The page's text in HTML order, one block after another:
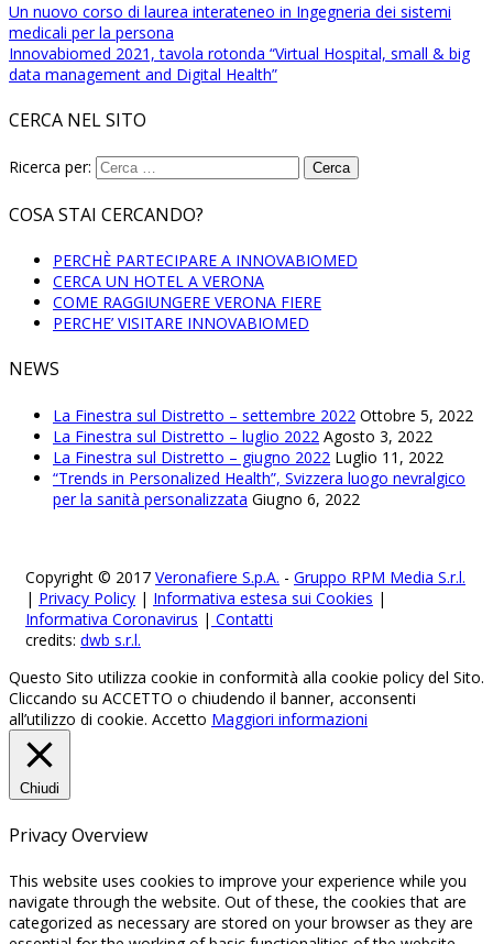
Un nuovo corso di laurea interateneo in Ingegneria dei sistemi
medicali per la persona
Innovabiomed 2021, tavola rotonda “Virtual Hospital, small & big
data management and Digital Health”
CERCA NEL SITO
Ricerca per:
COSA STAI CERCANDO?
PERCHÈ PARTECIPARE A INNOVABIOMED
CERCA UN HOTEL A VERONA
COME RAGGIUNGERE VERONA FIERE
PERCHE’ VISITARE INNOVABIOMED
NEWS
La Finestra sul Distretto – settembre 2022 Ottobre 5, 2022
La Finestra sul Distretto – luglio 2022 Agosto 3, 2022
La Finestra sul Distretto – giugno 2022 Luglio 11, 2022
“Trends in Personalized Health”, Svizzera luogo nevralgico
per la sanità personalizzata Giugno 6, 2022
Copyright © 2017 Veronafiere S.p.A. - Gruppo RPM Media S.r.l.
| Privacy Policy | Informativa estesa sui Cookies |
Informativa Coronavirus | Contatti
credits: dwb s.r.l.
Questo Sito utilizza cookie in conformità alla cookie policy del Sito.
Cliccando su ACCETTO o chiudendo il banner, acconsenti
all’utilizzo di cookie. Accetto Maggiori informazioni
Chiudi
Privacy Overview
This website uses cookies to improve your experience while you
navigate through the website. Out of these, the cookies that are
categorized as necessary are stored on your browser as they are